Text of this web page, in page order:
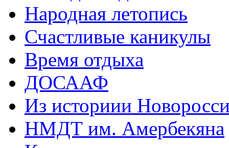
Народная летопись
Счастливые каникулы
Время отдыха
ДОСААФ
Из историии
НМДТ им. Амербекяна